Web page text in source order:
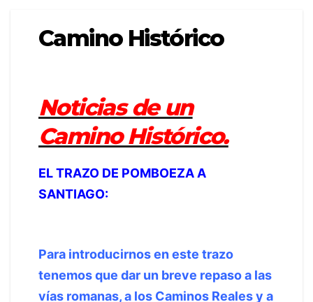
Camino Histórico
Noticias de un
Camino Histórico.
EL TRAZO DE POMBOEZA A
SANTIAGO:
Para introducirnos en este trazo
tenemos que dar un breve repaso a las
vías romanas, a los Caminos Reales y a